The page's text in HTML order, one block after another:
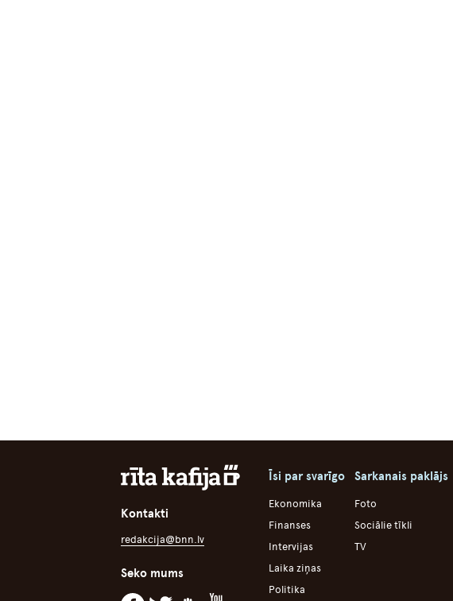
Kontakti
redakcija@bnn.lv
Seko mums
Īsi par svarīgo
Ekonomika
Finanses
Intervijas
Laika ziņas
Politika
Sarkanais paklājs
Foto
Sociālie tīkli
TV